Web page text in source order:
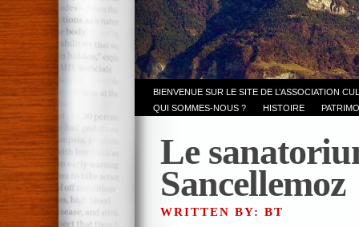
BIENVENUE SUR LE SITE DE L’ASSOCIATION
QUI SOMMES-NOUS ?
HISTOIRE
Le
Sancellemoz
WRITTEN BY: BT